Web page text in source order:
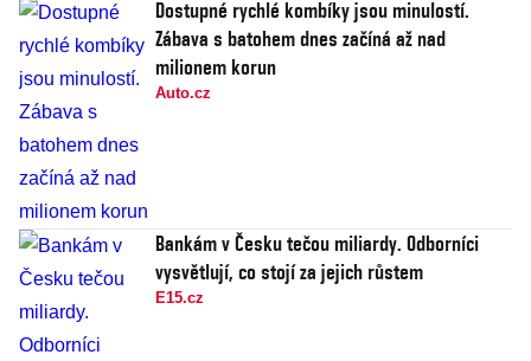
Dostupné rychlé kombíky jsou minulostí.
Zábava s batohem dnes začíná až nad
milionem korun
Auto.cz
Bankám v Česku tečou miliardy. Odborníci
vysvětlují, co stojí za jejich růstem
E15.cz